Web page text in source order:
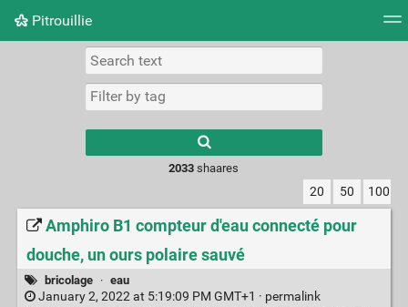
Pitrouillie
Daily
results.
2033 shaares
20 50 100
Amphiro B1 compteur d'eau connecté pour
douche, un ours polaire sauvé
bricolage · eau
January 2, 2022 at 5:19:09 PM GMT+1 · permalink